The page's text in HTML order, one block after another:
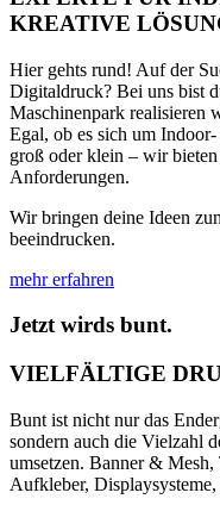
KREATIVE
Hier gehts rund! Auf der
Digitaldruck? Bei uns bist
Maschinenpark realisieren
Egal, ob es sich um
groß oder klein – wir
Anforderungen.
Wir bringen deine Ideen
beeindrucken.
mehr erfahren
Jetzt wirds bunt.
VIELFÄLTIGE
Bunt ist nicht nur das
sondern auch die Vielzahl
umsetzen. Banner &
Aufkleber,